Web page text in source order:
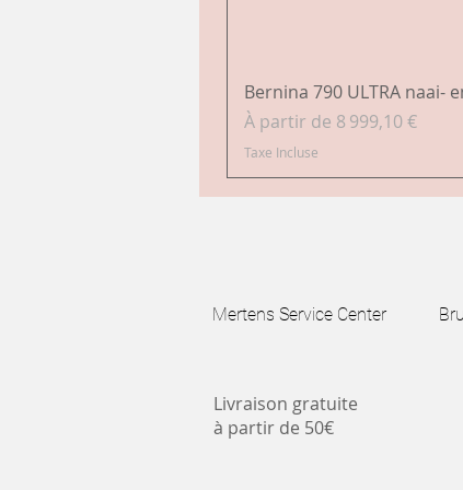
Bernina 790 ULTRA naai-
À partir de 8 999,10 €
Prix promotionnel
Taxe Incluse
Mertens Service Center
Livraison gratuite
à partir de 50€